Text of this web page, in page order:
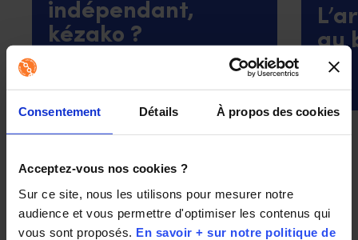
Consentement Détails À propos des cookies
Acceptez-vous nos cookies ?
Sur ce site, nous les utilisons pour mesurer notre
audience et vous permettre d'optimiser les contenus qui
vous sont proposés. En savoir + sur notre politique de
indépendant,
kézako ?
gagnant-gagnant pour se lancer en
qu’opticien mobile indépendant.
au
Les